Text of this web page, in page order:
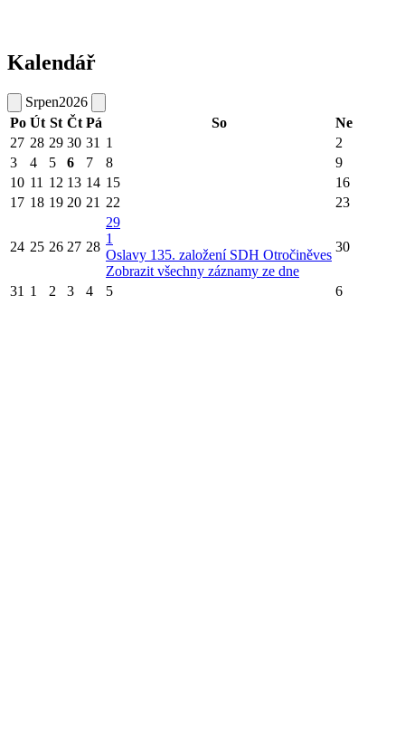
Kalendář
Srpen2026
Po Út St Čt Pá So
Ne
27 28 29 30 31 1
2
3
4 5 6 7 8
9
10 11 12 13 14 15
16
17 18 19 20 21 22 23
24 25 26 27 28
29
1
Oslavy 135. založení SDH Otročiněves
Zobrazit všechny záznamy ze dne
30
31 1 2 3 4 5 6